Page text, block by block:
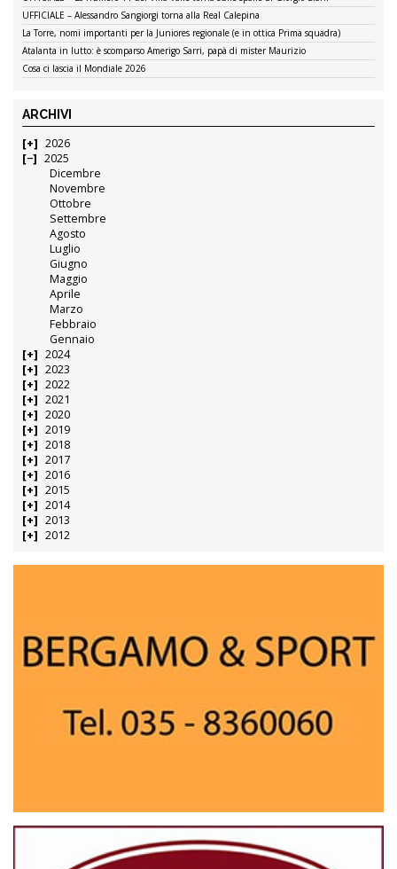
UFFICIALE – Alessandro Sangiorgi torna alla Real Calepina
La Torre, nomi importanti per la Juniores regionale (e in ottica Prima squadra)
Atalanta in lutto: è scomparso Amerigo Sarri, papà di mister Maurizio
Cosa ci lascia il Mondiale 2026
ARCHIVI
2026
2025
Dicembre
Novembre
Ottobre
Settembre
Agosto
Luglio
Giugno
Maggio
Aprile
Marzo
Febbraio
Gennaio
2024
2023
2022
2021
2020
2019
2018
2017
2016
2015
2014
2013
2012